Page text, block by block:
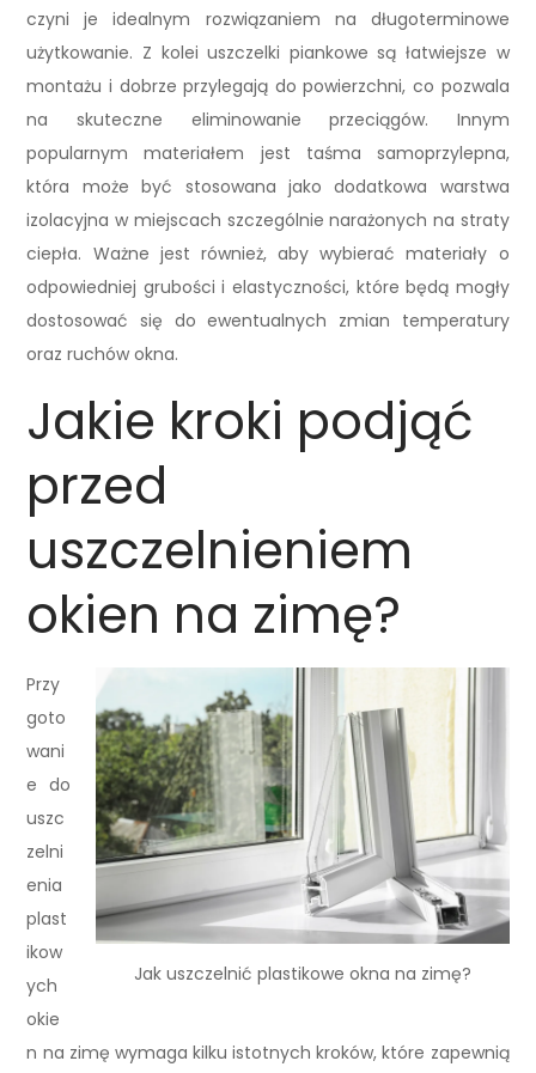
czyni je idealnym rozwiązaniem na długoterminowe
użytkowanie. Z kolei uszczelki piankowe są łatwiejsze w
montażu i dobrze przylegają do powierzchni, co pozwala
na skuteczne eliminowanie przeciągów. Innym
popularnym materiałem jest taśma samoprzylepna,
która może być stosowana jako dodatkowa warstwa
izolacyjna w miejscach szczególnie narażonych na straty
ciepła. Ważne jest również, aby wybierać materiały o
odpowiedniej grubości i elastyczności, które będą mogły
dostosować się do ewentualnych zmian temperatury
oraz ruchów okna.
Jakie kroki podjąć
przed
uszczelnieniem
okien na zimę?
Jak uszczelnić plastikowe okna na zimę?
Przy
goto
wani
e do
uszc
zelni
enia
plast
ikow
ych
okie
n na zimę wymaga kilku istotnych kroków, które zapewnią